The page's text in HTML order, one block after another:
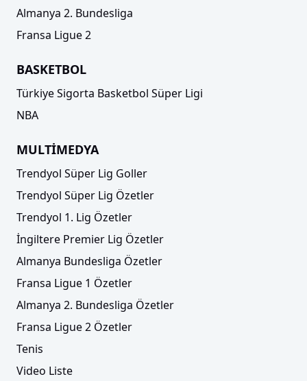
Almanya 2. Bundesliga
Fransa Ligue 2
BASKETBOL
Türkiye Sigorta Basketbol Süper Ligi
NBA
MULTİMEDYA
Trendyol Süper Lig Goller
Trendyol Süper Lig Özetler
Trendyol 1. Lig Özetler
İngiltere Premier Lig Özetler
Almanya Bundesliga Özetler
Fransa Ligue 1 Özetler
Almanya 2. Bundesliga Özetler
Fransa Ligue 2 Özetler
Tenis
Video Liste